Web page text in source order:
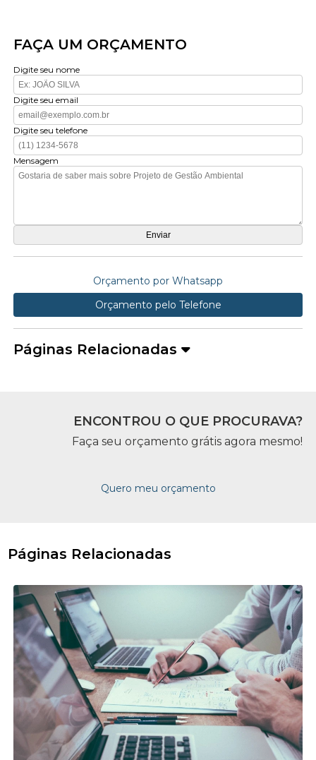
FAÇA UM ORÇAMENTO
Digite seu nome
Digite seu email
Digite seu telefone
Mensagem
Orçamento por Whatsapp
Orçamento pelo Telefone
Páginas Relacionadas
ENCONTROU O QUE PROCURAVA?
Faça seu orçamento grátis agora mesmo!
Quero meu orçamento
Páginas Relacionadas